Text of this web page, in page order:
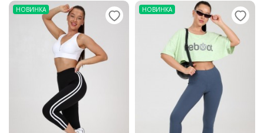
НОВИНКА НОВИНКА